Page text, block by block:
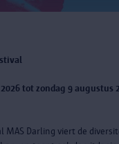
tot zondag 9 augustus
MAS Darling viert de